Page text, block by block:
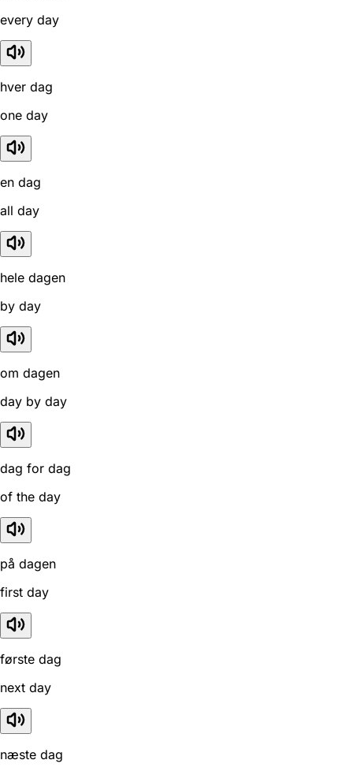
every day
hver dag
one day
en dag
all day
hele dagen
by day
om dagen
day by day
dag for dag
of the day
på dagen
first day
første dag
next day
næste dag